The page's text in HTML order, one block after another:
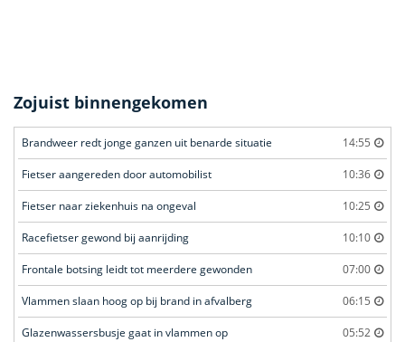
Zojuist binnengekomen
Brandweer redt jonge ganzen uit benarde situatie 14:55
Fietser aangereden door automobilist 10:36
Fietser naar ziekenhuis na ongeval 10:25
Racefietser gewond bij aanrijding 10:10
Frontale botsing leidt tot meerdere gewonden 07:00
Vlammen slaan hoog op bij brand in afvalberg 06:15
Glazenwassersbusje gaat in vlammen op 05:52